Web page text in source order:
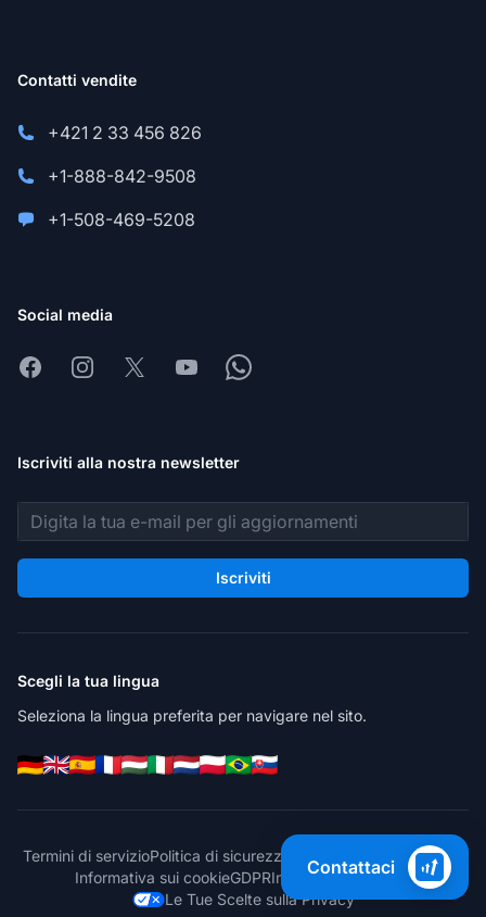
Contatti vendite
+421 2 33 456 826
+1-888-842-9508
+1-508-469-5208
Social media
FacebookInstagram
X YoutubeWhatsapp
Iscriviti alla nostra newsletter
Indirizzo email
Iscriviti
Scegli la tua lingua
Seleziona la lingua preferita per navigare nel sito.
Termini di servizioPolitica di sicurezza
Informativa sulla privacy
Informativa sui cookieGDPRImpostazioni cookie
Le Tue Scelte sulla Privacy
Contattaci